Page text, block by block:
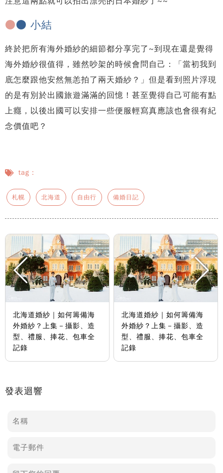
●● 小結
終於把所有海外婚紗的細節都分享完了~到現在還是覺得
海外婚紗很值得，雖然吵架的時候會問自己：「當初我到
底怎麼跟他安然無恙拍了兩天婚紗？」但是看到照片浮現
的是有別於出國旅遊滿滿的回憶！甚至覺得自己可能有點
上癮，以後出國可以安排一些便服輕寫真應該也會很有紀
念價值吧？
tag：
札幌 北海道 自由行 備婚日記
北海道婚紗｜如何籌備海
外婚紗？上集－攝影、造
型、禮服、捧花、包車全
記錄
北海道婚紗｜如何籌備海
外婚紗？上集－攝影、造
型、禮服、捧花、包車全
記錄
發表迴響